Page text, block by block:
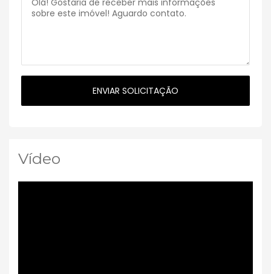
Vídeo